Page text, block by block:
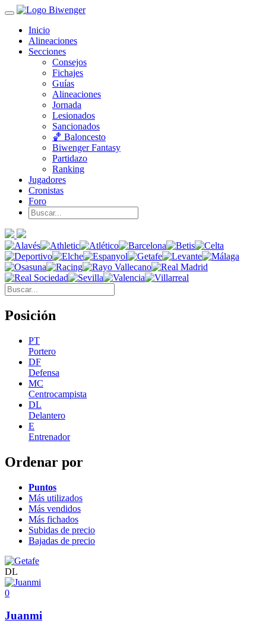
Inicio
Alineaciones
Secciones
Consejos
Fichajes
Guías
Alineaciones
Jornada
Lesionados
Sancionados
🏀 Baloncesto
Biwenger Fantasy
Partidazo
Ranking
Jugadores
Cronistas
Foro
Posición
PT
Portero
DF
Defensa
MC
Centrocampista
DL
Delantero
E
Entrenador
Ordenar por
Puntos
Más utilizados
Más vendidos
Más fichados
Subidas de precio
Bajadas de precio
DL
0
Juanmi